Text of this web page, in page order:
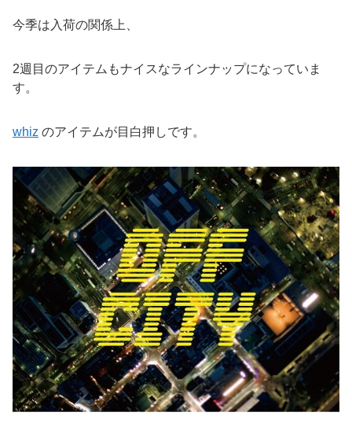
今季は入荷の関係上、
2週目のアイテムもナイスなラインナップになっていま
す。
whiz のアイテムが目白押しです。